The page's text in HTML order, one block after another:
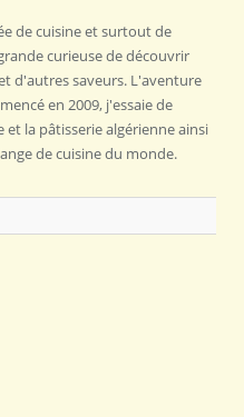
de cuisine et surtout de
curieuse de découvrir
d'autres saveurs. L'aventure
en 2009, j'essaie de
et la pâtisserie algérienne ainsi
de cuisine du monde.